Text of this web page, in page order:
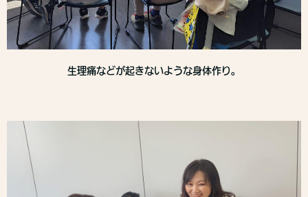
生理痛などが起きないような身体作り。